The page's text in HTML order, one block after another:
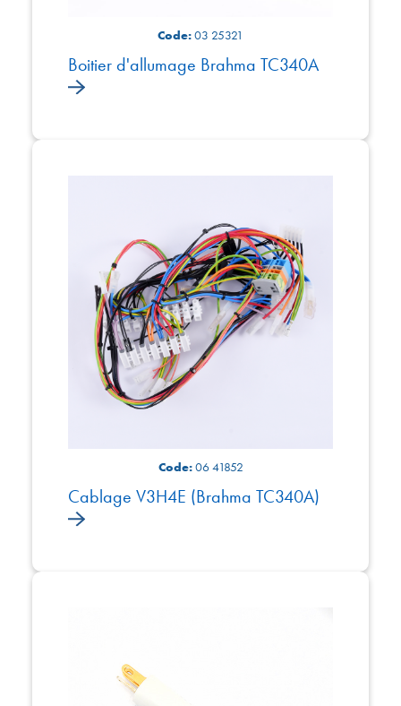
Code:03 25321
Boitier d'allumage Brahma TC340A
Code:06 41852
Cablage V3H4E (Brahma TC340A)